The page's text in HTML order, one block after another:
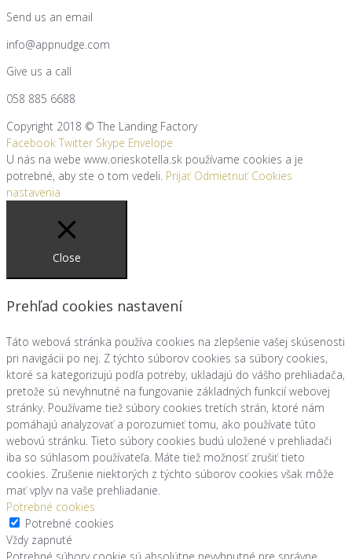
Send us an email
info@appnudge.com
Give us a call
058 885 6688
Copyright 2018 © The Landing Factory
Facebook Twitter Skype Envelope
U nás na webe www.orieskotella.sk používame cookies a je
potrebné, aby ste o tom vedeli. Prijať Odmietnuť Cookies
nastavenia
Close
Prehľad cookies nastavení
Táto webová stránka používa cookies na zlepšenie vašej skúsenosti
pri navigácii po nej. Z týchto súborov cookies sa súbory cookies,
ktoré sa kategorizujú podľa potreby, ukladajú do vášho prehliadača,
pretože sú nevyhnutné na fungovanie základných funkcií webovej
stránky. Používame tiež súbory cookies tretích strán, ktoré nám
pomáhajú analyzovať a porozumieť tomu, ako používate túto
webovú stránku. Tieto súbory cookies budú uložené v prehliadači
iba so súhlasom používateľa. Máte tiež možnosť zrušiť tieto
cookies. Zrušenie niektorých z týchto súborov cookies však môže
mať vplyv na vaše prehliadanie.
Potrebné cookies
Potrebné cookies
Vždy zapnuté